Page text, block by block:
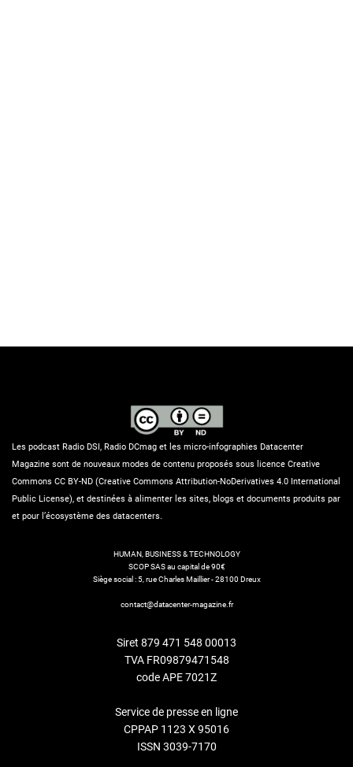
Les podcast Radio DSI, Radio DCmag et les micro-infographies Datacenter
Magazine sont de nouveaux modes de contenu proposés sous licence Creative
Commons CC BY-ND (Creative Commons Attribution-NoDerivatives 4.0 International
Public License), et destinées à alimenter les sites, blogs et documents produits par
et pour l’écosystème des datacenters.
HUMAN, BUSINESS & TECHNOLOGY
SCOP SAS au capital de 90€
Siège social : 5, rue Charles Maillier - 28100 Dreux
contact@datacenter-magazine.fr
Siret 879 471 548 00013
TVA FR09879471548
code APE 7021Z
Service de presse en ligne
CPPAP 1123 X 95016
ISSN 3039-7170